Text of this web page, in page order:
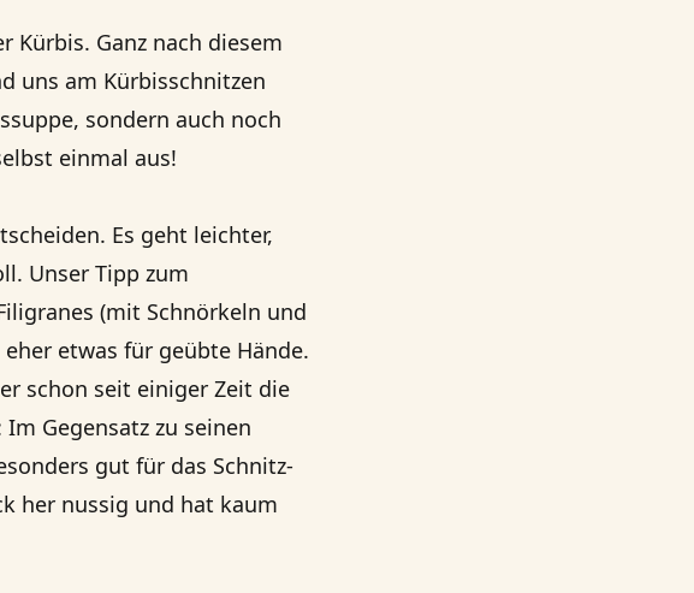
Kürbis. Ganz nach diesem
uns am Kürbisschnitzen
sondern auch noch
einmal aus!
Es geht leichter,
Unser Tipp zum
(mit Schnörkeln und
etwas für geübte Hände.
schon seit einiger Zeit die
Gegensatz zu seinen
gut für das Schnitz-
her nussig und hat kaum